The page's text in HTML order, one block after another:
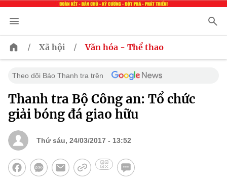
/ Xã hội / Văn hóa - Thể thao
Theo dõi Báo Thanh tra trên
Thanh tra Bộ Công an: Tổ chức
giải bóng đá giao hữu
Thứ sáu, 24/03/2017 - 13:52